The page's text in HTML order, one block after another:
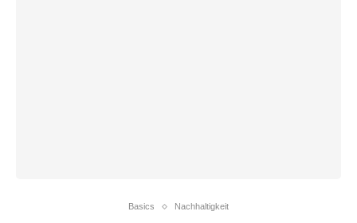
Basics Nachhaltigkeit